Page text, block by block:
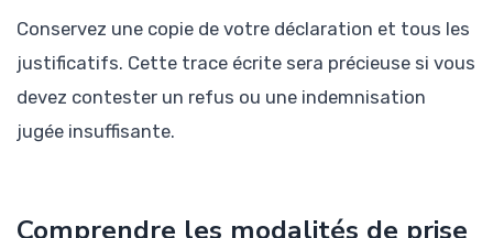
Conservez une copie de votre déclaration et tous les
justificatifs. Cette trace écrite sera précieuse si vous
devez contester un refus ou une indemnisation
jugée insuffisante.
Comprendre les modalités de prise